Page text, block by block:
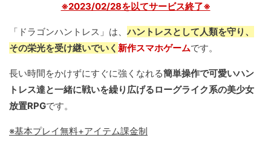
※2023/02/28を以てサービス終了※
「ドラゴンハントレス」は、ハントレスとして人類を守り、
その栄光を受け継いでいく 新作スマホゲームです。
長い時間をかけずにすぐに強くなれる簡単操作で可愛いハン
トレス達と一緒に戦いを繰り広げるローグライク系の美少女
放置RPGです。
※基本プレイ無料+アイテム課金制